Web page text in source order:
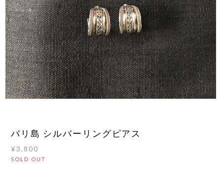
バリ島 シルバーリングピアス
¥3,800
SOLD OUT